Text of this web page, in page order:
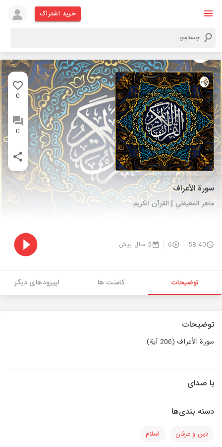
خرید اشتراک
0
0
سورة الأعراف
ماهر المعيقلي | القرآن الكريم
58:40
6 5 سال پیش
توضیحات کامنت ها اپیزودهای دیگر
توضیحات
سورة الأعراف (206 آية)
با صدای
دسته بندی‌ها
دین و عرفان اسلام